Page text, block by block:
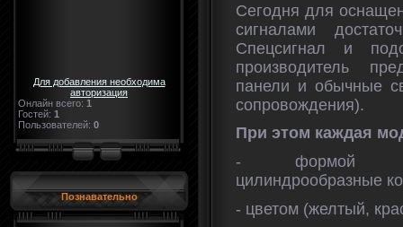
Для добавления необходима
авторизация
Онлайн всего: 1
Гостей: 1
Пользователей: 0
Познавательно
Сегодня для
сигналами
Спецсигнал и
производитель
панели и обычные
сопровождения).
При этом каждая
- формой
цилиндрообразные
- цветом (желтый,